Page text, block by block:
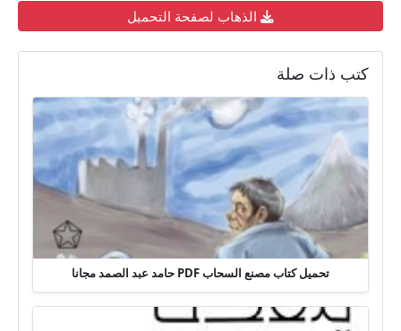
الذهاب لصفحة التحميل
كتب ذات صلة
تحميل كتاب مصنع السحاب PDF حامد عبد الصمد مجانا